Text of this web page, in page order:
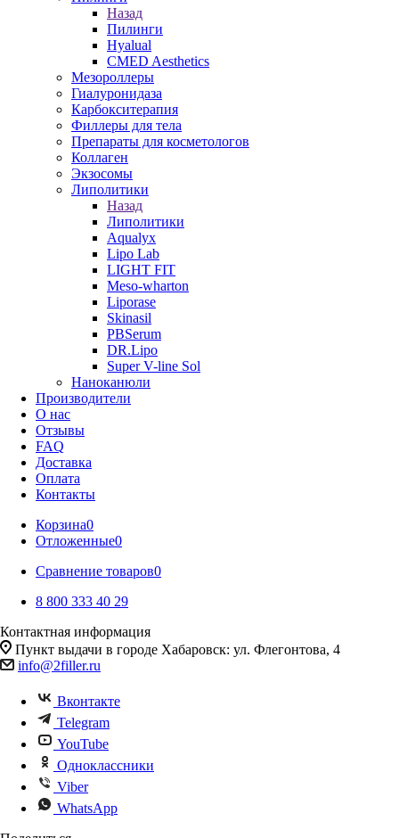
Назад
Пилинги
Hyalual
CMED Aesthetics
Мезороллеры
Гиалуронидаза
Карбокситерапия
Филлеры для тела
Препараты для косметологов
Коллаген
Экзосомы
Липолитики
Назад
Липолитики
Aqualyx
Lipo Lab
LIGHT FIT
Meso-wharton
Liporase
Skinasil
PBSerum
DR.Lipo
Super V-line Sol
Наноканюли
Производители
О нас
Отзывы
FAQ
Доставка
Оплата
Контакты
Корзина0
Отложенные0
Сравнение товаров0
8 800 333 40 29
Контактная информация
Пункт выдачи в городе Хабаровск: ул. Флегонтова, 4
info@2filler.ru
Вконтакте
Telegram
YouTube
Одноклассники
Viber
WhatsApp